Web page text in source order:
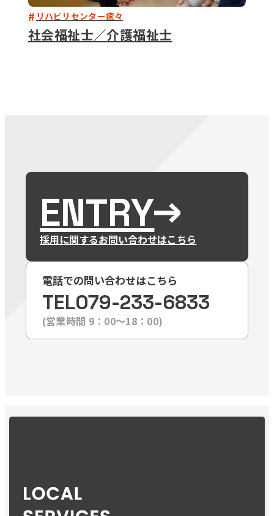
リハビリセンター癒々
社会福祉士／介護福祉士
ENTRY
採用に関するお問い合わせはこちら
電話での問い合わせはこちら
TEL079-233-6833
(営業時間 9：00〜18：00)